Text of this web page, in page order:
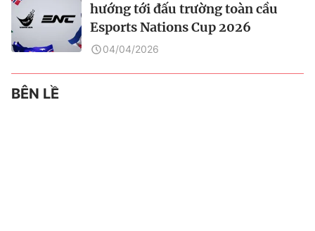
hướng tới đấu trường toàn cầu
Esports Nations Cup 2026
04/04/2026
BÊN LỀ